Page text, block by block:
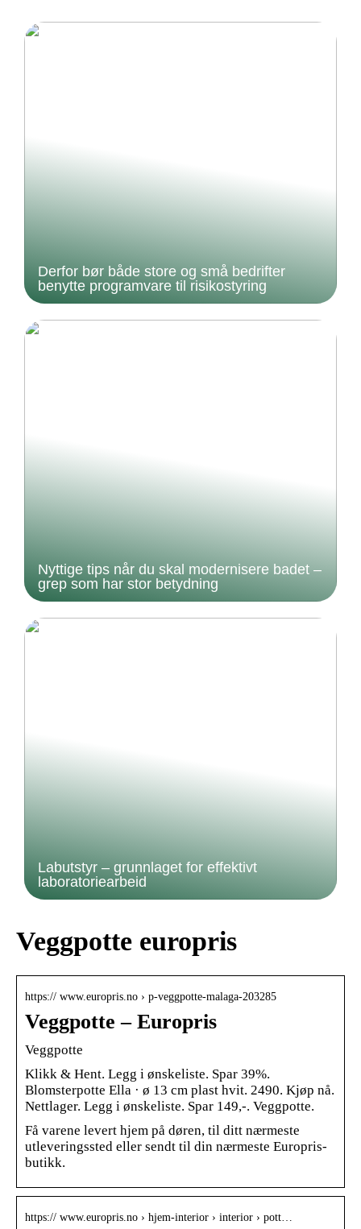
Derfor bør både store og små bedrifter
benytte programvare til risikostyring
Nyttige tips når du skal modernisere badet –
grep som har stor betydning
Labutstyr – grunnlaget for effektivt
laboratoriearbeid
Veggpotte europris
https:// www.europris.no › p-veggpotte-malaga-203285
Veggpotte – Europris
Veggpotte
Klikk & Hent. Legg i ønskeliste. Spar 39%.
Blomsterpotte Ella · ø 13 cm plast hvit. 2490. Kjøp nå.
Nettlager. Legg i ønskeliste. Spar 149,-. Veggpotte.
Få varene levert hjem på døren, til ditt nærmeste
utleveringssted eller sendt til din nærmeste Europris-
butikk.
https:// www.europris.no › hjem-interior › interior › pott…